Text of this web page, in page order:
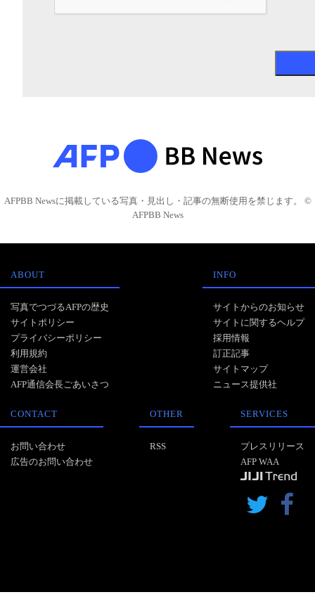
AFPBB Newsに掲載している写真・見出し・記事の無断使用を禁じます。 ©
AFPBB News
ABOUT
写真でつづるAFPの歴史
サイトポリシー
プライバシーポリシー
利用規約
運営会社
AFP通信会長ごあいさつ
INFO
サイトからのお知らせ
サイトに関するヘルプ
採用情報
訂正記事
サイトマップ
ニュース提供社
CONTACT
お問い合わせ
広告のお問い合わせ
OTHER
RSS
SERVICES
プレスリリース
AFP WAA